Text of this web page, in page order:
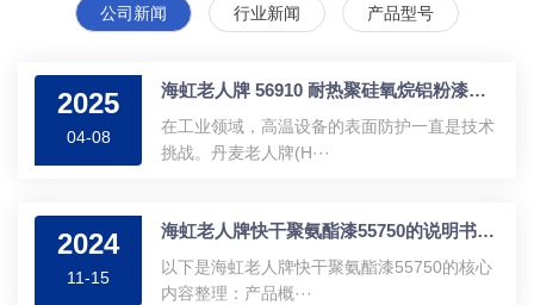
公司新闻 行业新闻 产品型号
2025
04-08
海虹老人牌 56910 耐热聚硅氧烷铝粉漆深度解析
在工业领域，高温设备的表面防护一直是技术
挑战。丹麦老人牌(H···
2024
11-15
海虹老人牌快干聚氨酯漆55750的说明书内容
以下是海虹老人牌快干聚氨酯漆55750的核心
内容整理：产品概···